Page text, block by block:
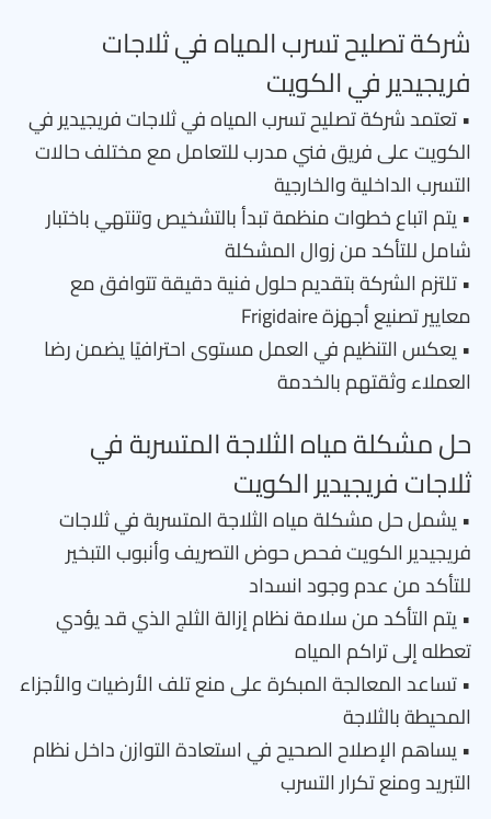
شركة تصليح تسرب المياه في ثلاجات
فريجيدير في الكويت
• تعتمد شركة تصليح تسرب المياه في ثلاجات فريجيدير في
الكويت على فريق فني مدرب للتعامل مع مختلف حالات
التسرب الداخلية والخارجية
• يتم اتباع خطوات منظمة تبدأ بالتشخيص وتنتهي باختبار
شامل للتأكد من زوال المشكلة
• تلتزم الشركة بتقديم حلول فنية دقيقة تتوافق مع
معايير تصنيع أجهزة Frigidaire
• يعكس التنظيم في العمل مستوى احترافيًا يضمن رضا
العملاء وثقتهم بالخدمة
حل مشكلة مياه الثلاجة المتسربة في
ثلاجات فريجيدير الكويت
• يشمل حل مشكلة مياه الثلاجة المتسربة في ثلاجات
فريجيدير الكويت فحص حوض التصريف وأنبوب التبخير
للتأكد من عدم وجود انسداد
• يتم التأكد من سلامة نظام إزالة الثلج الذي قد يؤدي
تعطله إلى تراكم المياه
• تساعد المعالجة المبكرة على منع تلف الأرضيات والأجزاء
المحيطة بالثلاجة
• يساهم الإصلاح الصحيح في استعادة التوازن داخل نظام
التبريد ومنع تكرار التسرب